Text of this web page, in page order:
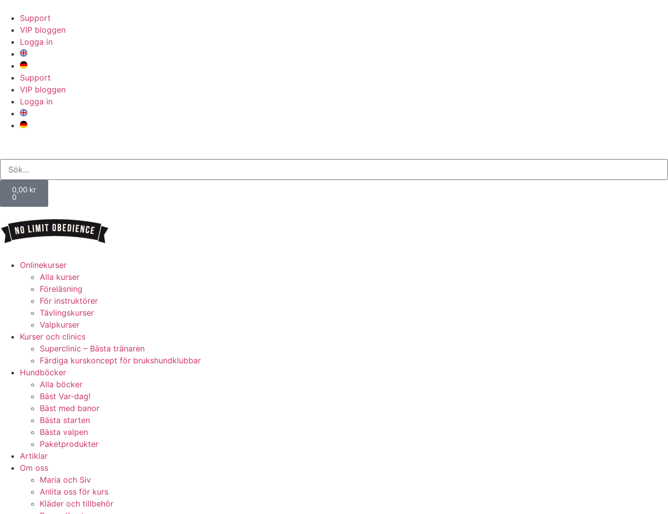
Support
VIP bloggen
Logga in
Support
VIP bloggen
Logga in
0,00 kr
0
Onlinekurser
Alla kurser
Föreläsning
För instruktörer
Tävlingskurser
Valpkurser
Kurser och clinics
Superclinic – Bästa tränaren
Färdiga kurskoncept för brukshundklubbar
Hundböcker
Alla böcker
Bäst Var-dag!
Bäst med banor
Bästa starten
Bästa valpen
Paketprodukter
Artiklar
Om oss
Maria och Siv
Anlita oss för kurs
Kläder och tillbehör